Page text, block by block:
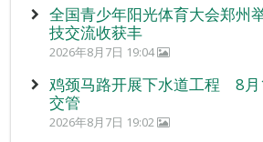
全国青少年阳光体育大会郑州
技交流收获丰
2026年8月7日 19:04
鸡颈马路开展下水道工程 8月
交管
2026年8月7日 19:02